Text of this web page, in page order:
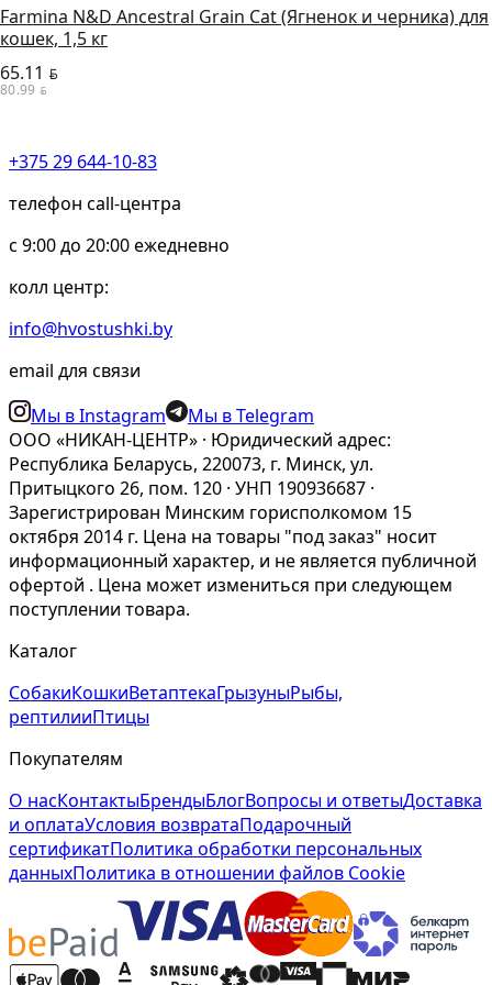
Farmina N&D Ancestral Grain Cat (Ягненок и черника) для
кошек, 1,5 кг
65.11 BYN
80.99 BYN
+375 29 644-10-83
телефон call-центра
c 9:00 до 20:00 ежедневно
колл центр:
info@hvostushki.by
email для связи
Мы в Instagram
Мы в Telegram
ООО «НИКАН-ЦЕНТР» · Юридический адрес:
Республика Беларусь, 220073, г. Минск, ул.
Притыцкого 26, пом. 120 · УНП 190936687 ·
Зарегистрирован Минским горисполкомом 15
октября 2014 г. Цена на товары "под заказ" носит
информационный характер, и не является публичной
офертой . Цена может измениться при следующем
поступлении товара.
Каталог
СобакиКошкиВетаптекаГрызуныРыбы,
рептилииПтицы
Покупателям
О насКонтактыБрендыБлогВопросы и ответыДоставка
и оплатаУсловия возвратаПодарочный
сертификатПолитика обработки персональных
данныхПолитика в отношении файлов Cookie